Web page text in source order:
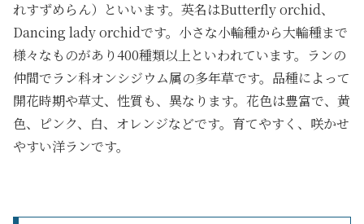
れすずめらん）といいます。英名はButterfly orchid、
Dancing lady orchidです。小さな小輪種から大輪種まで
様々なものがあり400種類以上といわれています。ランの
仲間でラン科オンシジウム属の多年草です。品種によって
開花時期や草丈、性質も、異なります。花色は豊富で、黄
色、ピンク、白、オレンジなどです。育てやすく、咲かせ
やすい洋ランです。